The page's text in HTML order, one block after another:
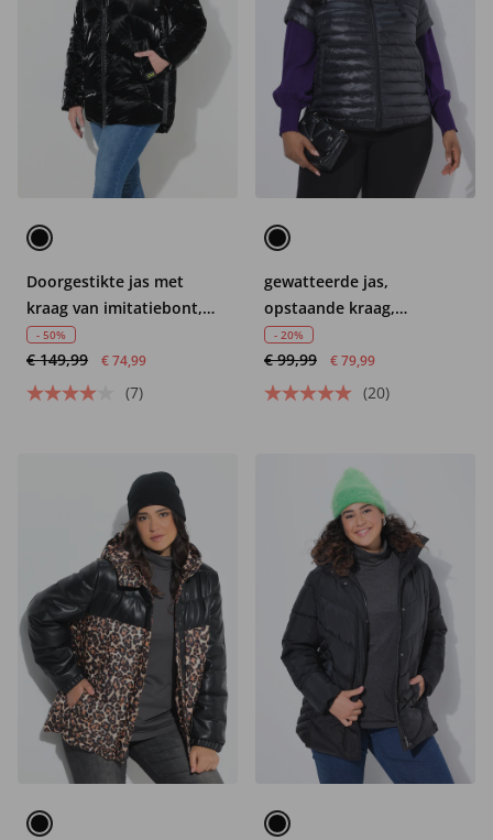
Doorgestikte jas met
kraag van imitatiebont,
tweewegrits
- 50%
€ 149,99 € 74,99
(7)
gewatteerde jas,
opstaande kraag,
drukknopen opzij,
cupmouwen
- 20%
€ 99,99 € 79,99
(20)